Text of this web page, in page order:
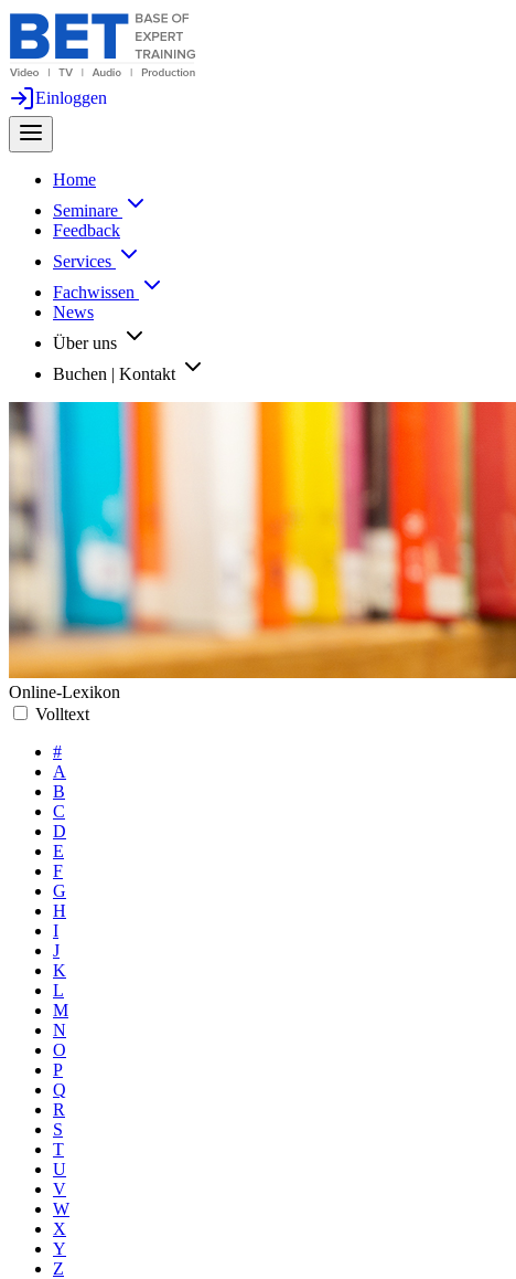
Einloggen
Home
Seminare
Feedback
Services
Fachwissen
News
Über uns
Buchen | Kontakt
Online-Lexikon
Volltext
#
A
B
C
D
E
F
G
H
I
J
K
L
M
N
O
P
Q
R
S
T
U
V
W
X
Y
Z